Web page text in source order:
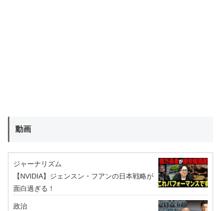
動画
ジャーナリズム
【NVIDIA】ジェンスン・フアンの日本戦略が
面白過ぎる！
政治